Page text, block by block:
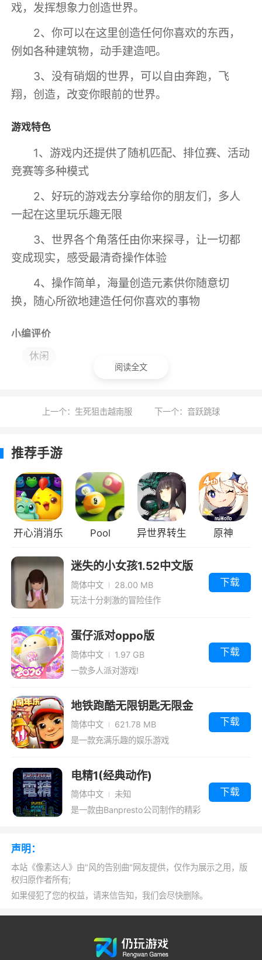
戏，发挥想象力创造世界。
2、你可以在这里创造任何你喜欢的东西，
例如各种建筑物，动手建造吧。
3、没有硝烟的世界，可以自由奔跑，飞
翔，创造，改变你眼前的世界。
游戏特色
1、游戏内还提供了随机匹配、排位赛、活动
竞赛等多种模式
2、好玩的游戏去分享给你的朋友们，多人
一起在这里玩乐趣无限
3、世界各个角落任由你来探寻，让一切都
变成现实，感受最清奇操作体验
4、操作简单，海量创造元素供你随意切
换，随心所欲地建造任何你喜欢的事物
小编评价
1、无限大的地图，想去哪里就去哪里，尽情
们足够多的乐趣的，大家可以一起去建造属于自
己的世界哦
3、刺激有趣的游戏玩法，沉浸其中，不同
场景，自由探索
休闲
阅读全文
上一个：生死狙击越南服 下一个：音跃跳球
推荐手游
开心消消乐
Pool
异世界转生
原神
迷失的小女孩1.52中文版
简体中文
28.00 MB
玩法十分刺激的冒险佳作
下载
蛋仔派对oppo版
简体中文
1.97 GB
一款多人派对游戏!
下载
地铁跑酷无限钥匙无限金
币国际服
简体中文
621.78 MB
是一款充满乐趣的娱乐游戏
下载
电精1(经典动作)
简体中文
未知
是一款由Banpresto公司制作的精彩
下载
声明：
本站《像素达人》由"风的告别曲"网友提供，仅作为展示之用，版
权归原作者所有;
如果侵犯了您的权益，请来信告知，我们会尽快删除。